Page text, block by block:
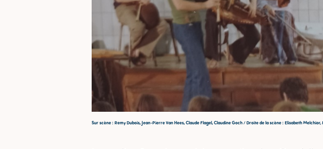
Sur scène : Remy Dubois, Jean-Pierre Van Hees, Claude Flagel, Claudine Goch / Droite de la scène : Elisabeth